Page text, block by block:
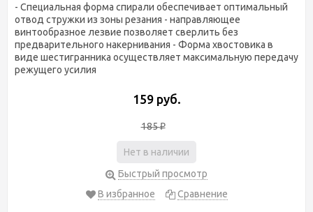
- Специальная форма спирали обеспечивает оптимальный
отвод стружки из зоны резания - направляющее
винтообразное лезвие позволяет сверлить без
предварительного накернивания - Форма хвостовика в
виде шестигранника осуществляет максимальную передачу
режущего усилия
159 руб.
185₽
Нет в наличии
Быстрый просмотр
В избранное
Сравнение